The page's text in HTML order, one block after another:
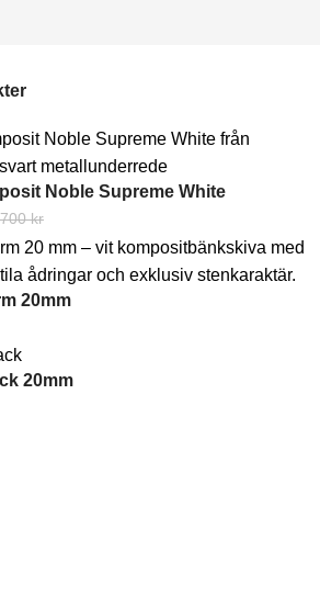
Noble Supreme White
kr
20mm
20mm